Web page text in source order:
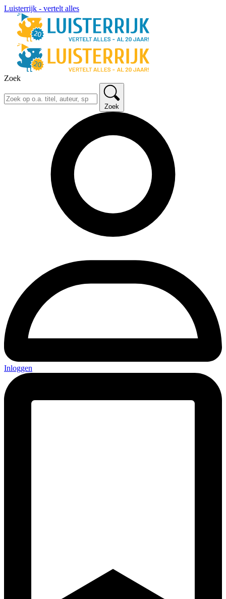
Luisterrijk - vertelt alles
Zoek
Zoek
Inloggen